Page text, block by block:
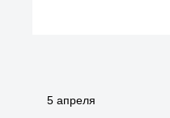
5 апреля